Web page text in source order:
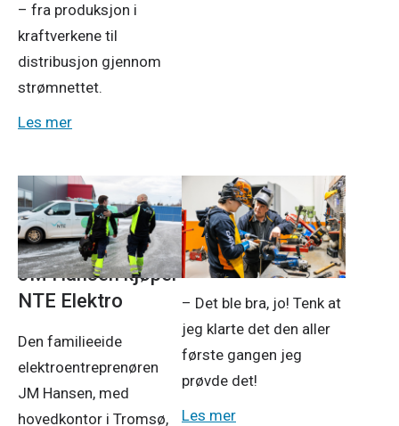
– fra produksjon i
kraftverkene til
distribusjon gjennom
strømnettet.
Les mer
Pressemeldinger
5. jan. 2026
JM Hansen kjøper
NTE Elektro
Den familieeide
elektroentreprenøren
JM Hansen, med
hovedkontor i Tromsø,
18. des. 2025
Mekking og
mestring
– Det ble bra, jo! Tenk at
jeg klarte det den aller
første gangen jeg
prøvde det!
Les mer